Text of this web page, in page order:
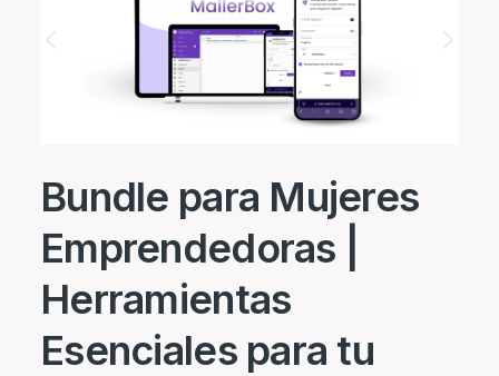
Previous Next
Bundle para Mujeres
Emprendedoras |
Herramientas
Esenciales para tu